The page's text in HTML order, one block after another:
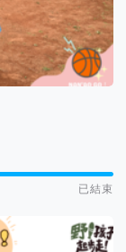
已結束